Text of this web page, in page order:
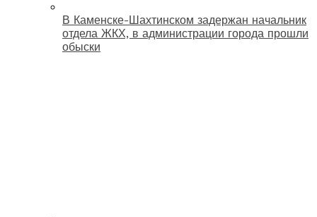
В Каменске-Шахтинском задержан начальник
отдела ЖКХ, в администрации города прошли
обыски